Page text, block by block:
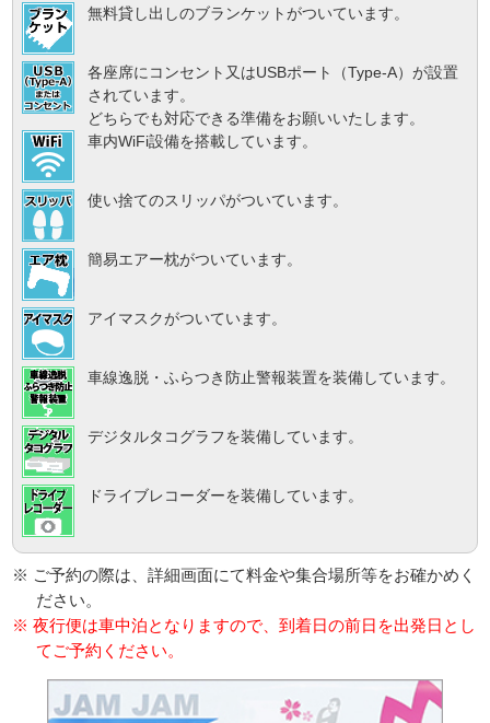
無料貸し出しのブランケットがついています。
各座席にコンセント又はUSBポート（Type-A）が設置
されています。
どちらでも対応できる準備をお願いいたします。
車内WiFi設備を搭載しています。
使い捨てのスリッパがついています。
簡易エアー枕がついています。
アイマスクがついています。
車線逸脱・ふらつき防止警報装置を装備しています。
デジタルタコグラフを装備しています。
ドライブレコーダーを装備しています。
※ ご予約の際は、詳細画面にて料金や集合場所等をお確かめく
ださい。
※ 夜行便は車中泊となりますので、到着日の前日を出発日とし
てご予約ください。